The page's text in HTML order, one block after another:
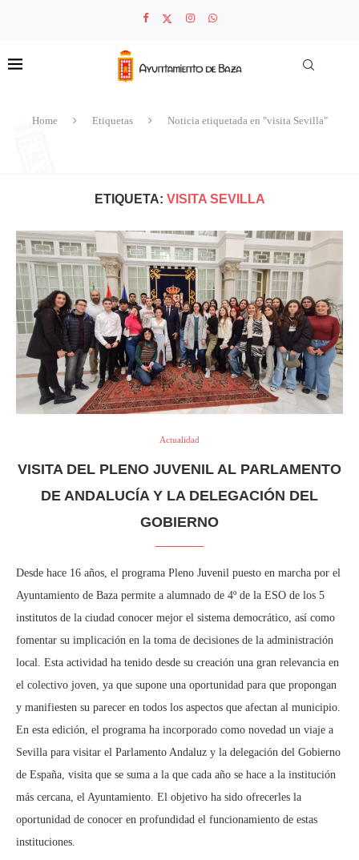
Home Etiquetas Noticia etiquetada en "visita Sevilla"
ETIQUETA: VISITA SEVILLA
Actualidad
VISITA DEL PLENO JUVENIL AL PARLAMENTO
DE ANDALUCÍA Y LA DELEGACIÓN DEL
GOBIERNO
Desde hace 16 años, el programa Pleno Juvenil puesto en marcha por el
Ayuntamiento de Baza permite a alumnado de 4º de la ESO de los 5
institutos de la ciudad conocer mejor el sistema democrático, así como
fomentar su implicación en la toma de decisiones de la administración
local. Esta actividad ha tenido desde su creación una gran relevancia en
el colectivo joven, ya que supone una oportunidad para que propongan
y manifiesten su parecer en todos los aspectos que afectan al municipio.
En esta edición, el programa ha incorporado como novedad un viaje a
Sevilla para visitar el Parlamento Andaluz y la delegación del Gobierno
de España, visita que se suma a la que cada año se hace a la institución
más cercana, el Ayuntamiento. El objetivo ha sido ofrecerles la
oportunidad de conocer en profundidad el funcionamiento de estas
instituciones.